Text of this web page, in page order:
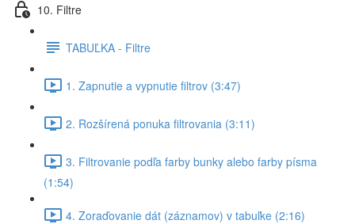
10. Filtre
TABUĽKA - Filtre
1. Zapnutie a vypnutie filtrov (3:47)
2. Rozšírená ponuka filtrovania (3:11)
3. Filtrovanie podľa farby bunky alebo farby písma
(1:54)
4. Zoraďovanie dát (záznamov) v tabuľke (2:16)